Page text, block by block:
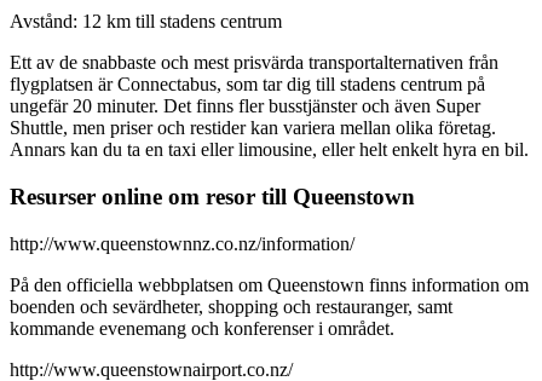
Avstånd: 12 km till stadens centrum
Ett av de snabbaste och mest prisvärda transportalternativen från
flygplatsen är Connectabus, som tar dig till stadens centrum på
ungefär 20 minuter. Det finns fler busstjänster och även Super
Shuttle, men priser och restider kan variera mellan olika företag.
Annars kan du ta en taxi eller limousine, eller helt enkelt hyra en bil.
Resurser online om resor till Queenstown
http://www.queenstownnz.co.nz/information/
På den officiella webbplatsen om Queenstown finns information om
boenden och sevärdheter, shopping och restauranger, samt
kommande evenemang och konferenser i området.
http://www.queenstownairport.co.nz/